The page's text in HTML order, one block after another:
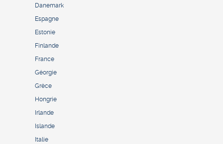
Danemark
Espagne
Estonie
Finlande
France
Géorgie
Grèce
Hongrie
Irlande
Islande
Italie